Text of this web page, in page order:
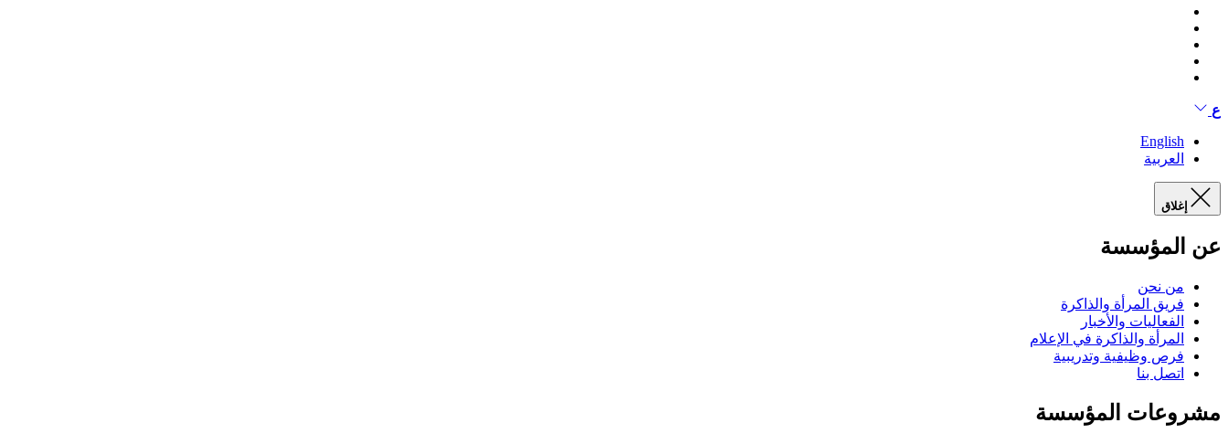
ع
English
العربية
إغلاق
عن المؤسسة
من نحن
فريق المرأة والذاكرة
الفعاليات والأخبار
المرأة والذاكرة في الإعلام
فرص وظيفية وتدريبية
اتصل بنا
مشروعات المؤسسة